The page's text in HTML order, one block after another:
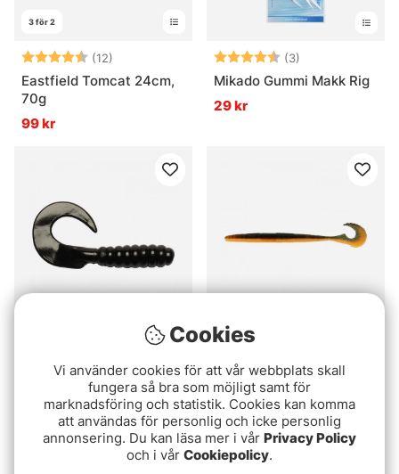
3 för 2
Betyg: (12)
4.7 utav 5 stjärnor
Eastfield Tomcat 24cm,
70g
99 kr
Betyg: (3)
Mikado Gummi Makk Rig
29 kr
Big Bite Baits Curl Tail
Grub 3.0 (10-pack)
Betyg:
Westin Swimming Worm
13cm, 5g (5-pack)
59 kr 59 kr
Cookies
Vi använder cookies för att vår webbplats skall
fungera så bra som möjligt samt för
marknadsföring och statistik. Cookies kan komma
att användas för personlig och icke personlig
annonsering. Du kan läsa mer i vår Privacy Policy
och i vår Cookiepolicy.